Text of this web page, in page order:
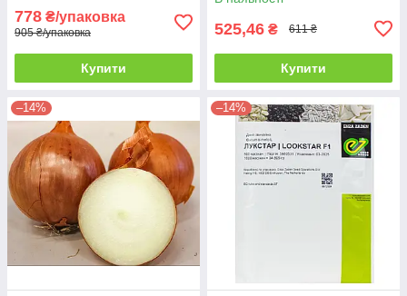
778 ₴/упаковка
905 ₴/упаковка
Купити
525,46 ₴ 611 ₴
Купити
–14% –14%